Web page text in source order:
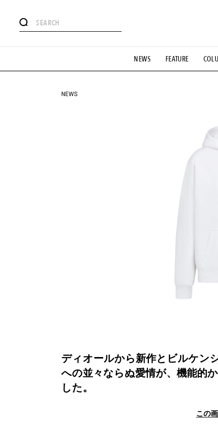
NEWS FEATURE
#憧れの逸品 #ESSENTIAL
#GH 銘品の所以 #フイナムのYouTube #Commune H
#HANDSOME HANDBOOK
NEWS
ディオールから新作とビルケン
への並々ならぬ愛情が、機能的
した。
この